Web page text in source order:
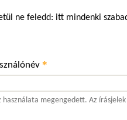
ne feledd: itt mindenki
*
használata megengedett. Az